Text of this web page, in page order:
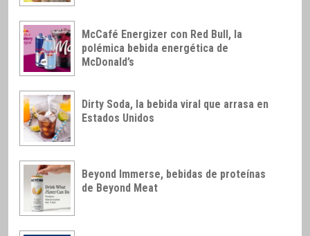
McCafé Energizer con Red Bull, la
polémica bebida energética de
McDonald’s
Dirty Soda, la bebida viral que arrasa en
Estados Unidos
Beyond Immerse, bebidas de proteínas
de Beyond Meat